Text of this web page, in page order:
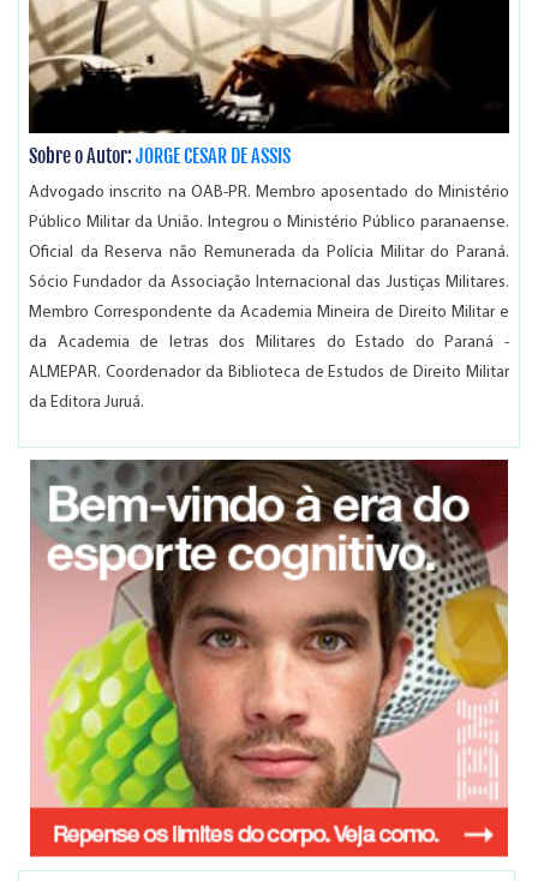
Sobre o Autor:JORGE CESAR DE ASSIS
Advogado inscrito na OAB-PR. Membro aposentado do Ministério
Público Militar da União. Integrou o Ministério Público paranaense.
Oficial da Reserva não Remunerada da Polícia Militar do Paraná.
Sócio Fundador da Associação Internacional das Justiças Militares.
Membro Correspondente da Academia Mineira de Direito Militar e
da Academia de letras dos Militares do Estado do Paraná -
ALMEPAR. Coordenador da Biblioteca de Estudos de Direito Militar
da Editora Juruá.